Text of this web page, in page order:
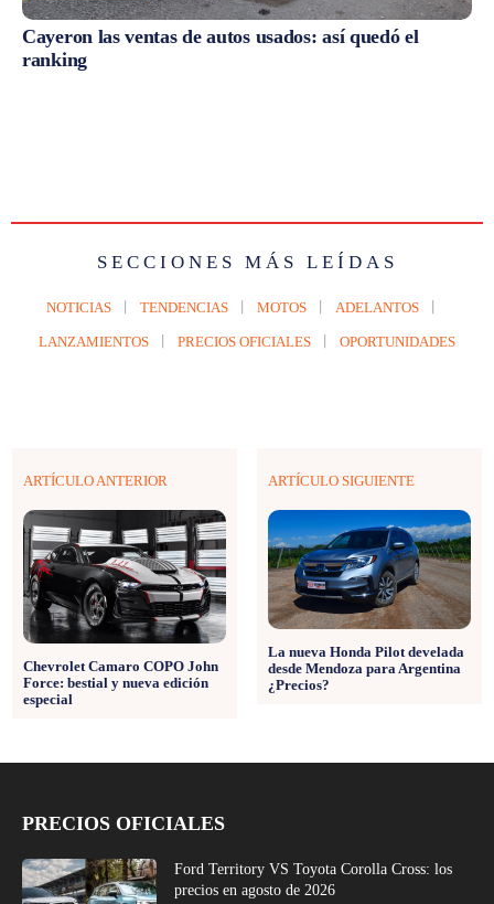
Cayeron las ventas de autos usados: así quedó el
ranking
SECCIONES MÁS LEÍDAS
NOTICIAS TENDENCIAS MOTOS ADELANTOS
LANZAMIENTOS PRECIOS OFICIALES OPORTUNIDADES
ARTÍCULO ANTERIOR
Chevrolet Camaro COPO John
Force: bestial y nueva edición
especial
ARTÍCULO SIGUIENTE
La nueva Honda Pilot develada
desde Mendoza para Argentina
¿Precios?
PRECIOS OFICIALES
Ford Territory VS Toyota Corolla Cross: los
precios en agosto de 2026